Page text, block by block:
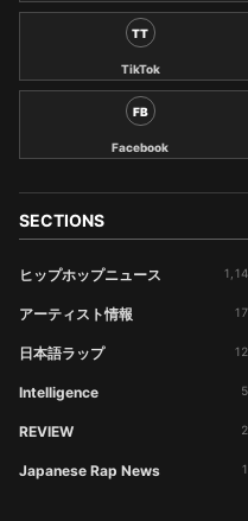
TT
TikTok
FB
Facebook
SECTIONS
ヒップホップニュース
アーティスト情報
日本語ラップ
Intelligence
REVIEW
Japanese Rap News